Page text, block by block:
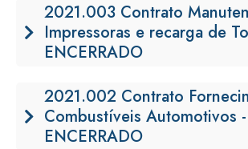
2021.003 Contrato
Impressoras e recarga de
ENCERRADO
2021.002 Contrato
Combustíveis Automotivos -
ENCERRADO